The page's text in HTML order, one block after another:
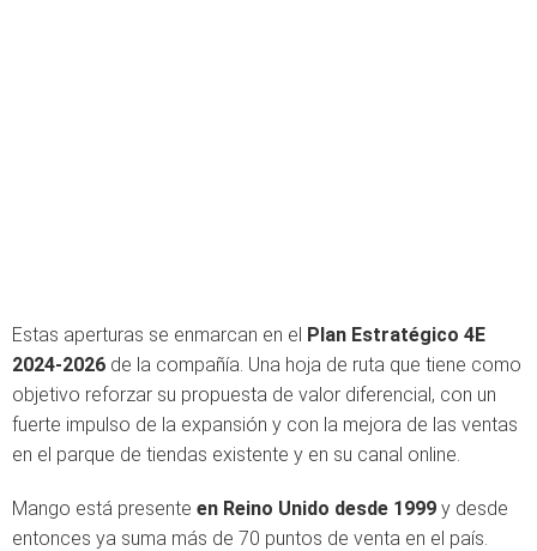
Estas aperturas se enmarcan en el Plan Estratégico 4E
2024-2026 de la compañía. Una hoja de ruta que tiene como
objetivo reforzar su propuesta de valor diferencial, con un
fuerte impulso de la expansión y con la mejora de las ventas
en el parque de tiendas existente y en su canal online.
Mango está presente en Reino Unido desde 1999 y desde
entonces ya suma más de 70 puntos de venta en el país.